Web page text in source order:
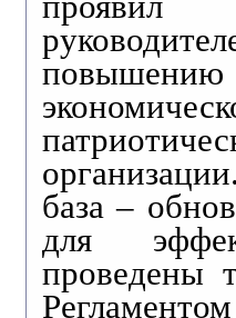
база –
для
проведены